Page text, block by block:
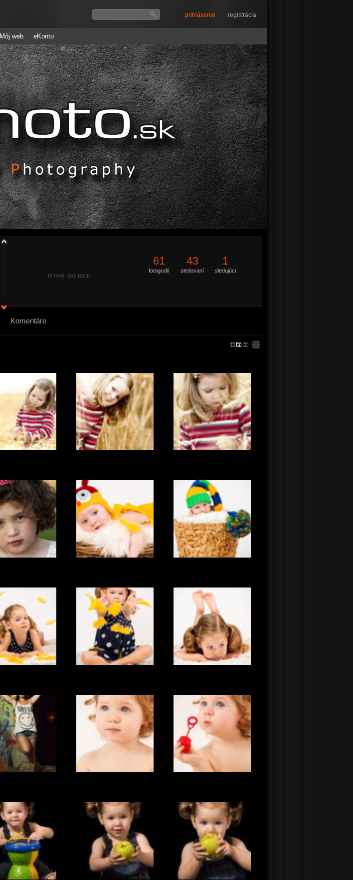
prihlásenie registrácia
Môj web eKonto
O mne: bez textu
61
fotografií
43
sledovaní
1
sledujúci
Komentáre